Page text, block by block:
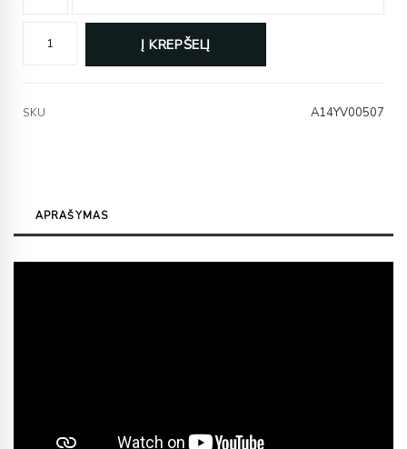
Į KREPŠELĮ
SKU A14YV00507
APRAŠYMAS